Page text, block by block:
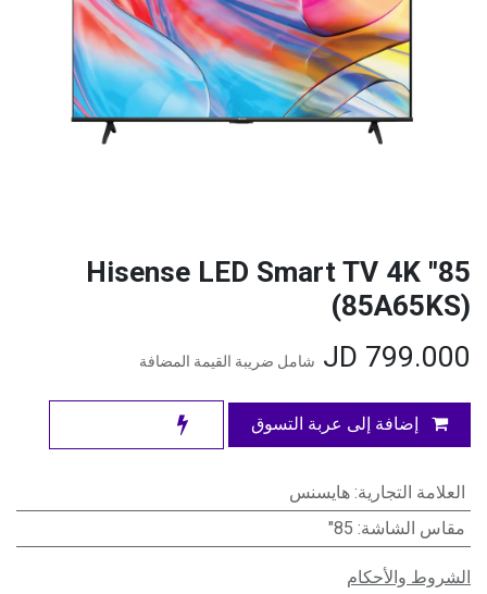
85" Hisense LED Smart TV 4K
(85A65KS)
799.000
شامل ضريبة القيمة المضافة
إضافة إلى عربة التسوق
العلامة التجارية: هايسنس
مقاس الشاشة:
85"
الشروط والأحكام